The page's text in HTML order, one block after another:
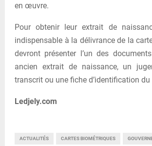
en œuvre.
Pour obtenir leur extrait de
indispensable à la délivrance de la
devront présenter l’un des
ancien extrait de naissance, un
transcrit ou une fiche d’identification du
Ledjely.com
ACTUALITÉS CARTES BIOMÉTRIQUES